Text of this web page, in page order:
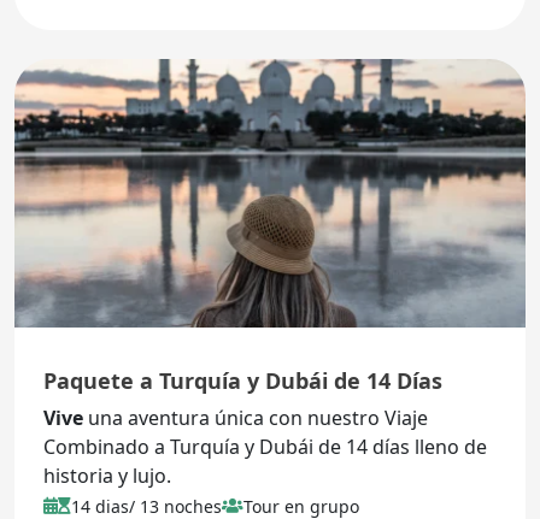
Paquete a Turquía y Dubái de 14 Días
Vive una aventura única con nuestro Viaje
Combinado a Turquía y Dubái de 14 días lleno de
historia y lujo.
14 dias/ 13 noches Tour en grupo